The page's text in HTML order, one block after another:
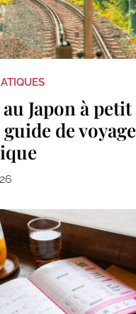
Japon à petit
de voyage